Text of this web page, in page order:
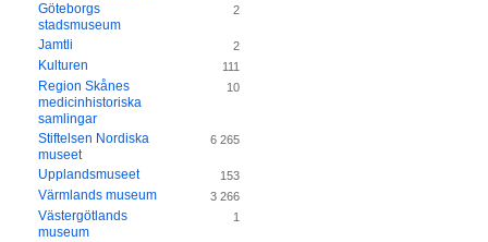
Göteborgs
stadsmuseum
2
Jamtli 2
Kulturen 111
Region Skånes
medicinhistoriska
samlingar
10
Stiftelsen Nordiska
museet
6 265
Upplandsmuseet 153
Värmlands museum 3 266
Västergötlands
museum
1